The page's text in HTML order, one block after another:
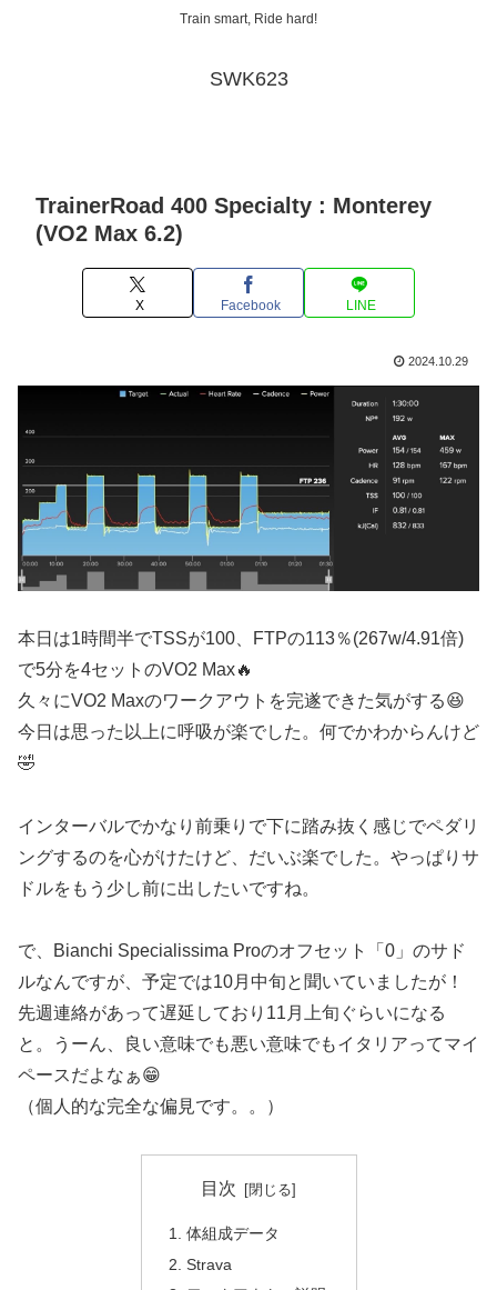
Train smart, Ride hard!
SWK623
TrainerRoad 400 Specialty : Monterey
(VO2 Max 6.2)
X Facebook LINE
2024.10.29
本日は1時間半でTSSが100、FTPの113％(267w/4.91倍)
で5分を4セットのVO2 Max🔥
久々にVO2 Maxのワークアウトを完遂できた気がする😆
今日は思った以上に呼吸が楽でした。何でかわからんけど
🤣
インターバルでかなり前乗りで下に踏み抜く感じでペダリ
ングするのを心がけたけど、だいぶ楽でした。やっぱりサ
ドルをもう少し前に出したいですね。
で、Bianchi Specialissima Proのオフセット「0」のサド
ルなんですが、予定では10月中旬と聞いていましたが！
先週連絡があって遅延しており11月上旬ぐらいになる
と。うーん、良い意味でも悪い意味でもイタリアってマイ
ペースだよなぁ😁
（個人的な完全な偏見です。。）
目次
体組成データ
Strava